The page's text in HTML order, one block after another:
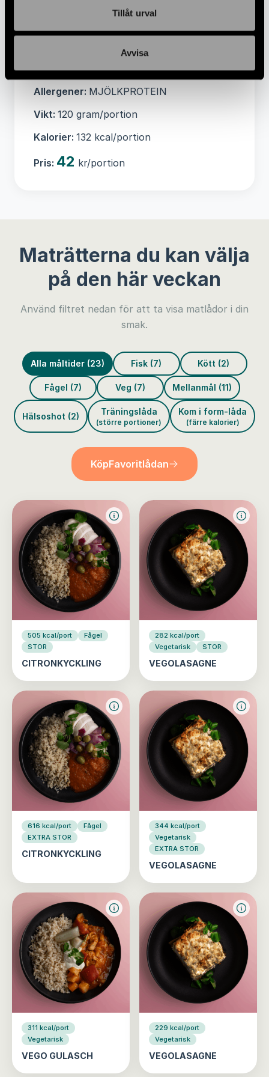
Tillåt urval
Avvisa
Sockerarter 1,2 g, Protein 15 g, Salt 0,7 g
Ingredienser:Kycklingbröst,
garbanzobönor, färskOST laktosfri, citron,
salt med jod, kryddblandning, örtkryddor.
Allergener: MJÖLKPROTEIN
Vikt: 120 gram/portion
Kalorier: 132 kcal/portion
Pris: 42 kr/portion
Maträtterna du kan välja
på den här veckan
Använd filtret nedan för att ta visa matlådor i din
smak.
Alla måltider (23) Fisk (7) Kött (2)
Fågel (7) Veg (7) Mellanmål (11)
Hälsoshot (2) Träningslåda
(större portioner)
Kom i form-låda
(färre kalorier)
KöpFavoritlådan
505 kcal/port
Fågel
STOR
CITRONKYCKLING
282 kcal/port
Vegetarisk
STOR
VEGOLASAGNE
616 kcal/port
Fågel
EXTRA STOR
CITRONKYCKLING
344 kcal/port
Vegetarisk
EXTRA STOR
VEGOLASAGNE
311 kcal/port
Vegetarisk
VEGO GULASCH
229 kcal/port
Vegetarisk
VEGOLASAGNE